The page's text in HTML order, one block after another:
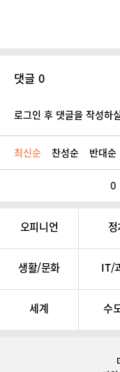
댓글 0
로그인 후 댓글을 작성하
최신순 찬성순 반대순
0
오피니언 정
생활/문화 IT/
세계 수